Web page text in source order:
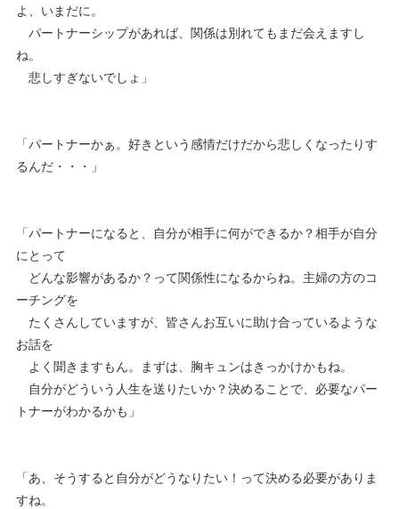
よ、いまだに。
パートナーシップがあれば、関係は別れてもまだ会えますし
ね。
悲しすぎないでしょ」
「パートナーかぁ。好きという感情だけだから悲しくなったりす
るんだ・・・」
「パートナーになると、自分が相手に何ができるか？相手が自分
にとって
どんな影響があるか？って関係性になるからね。主婦の方のコ
ーチングを
たくさんしていますが、皆さんお互いに助け合っているような
お話を
よく聞きますもん。まずは、胸キュンはきっかけかもね。
自分がどういう人生を送りたいか？決めることで、必要なパー
トナーがわかるかも」
「あ、そうすると自分がどうなりたい！って決める必要がありま
すね。